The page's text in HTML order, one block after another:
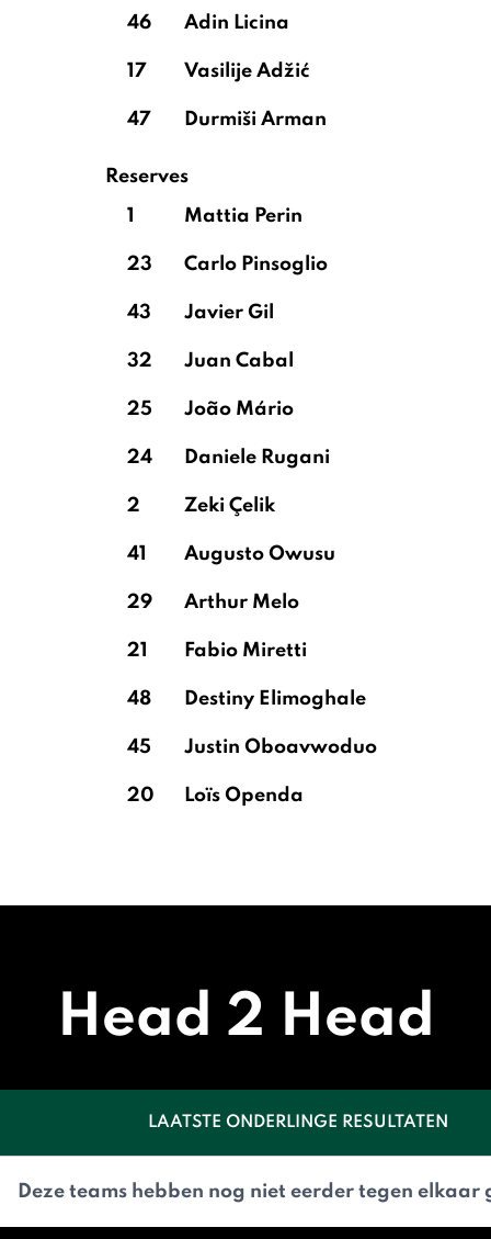
46 Adin Licina
17 Vasilije Adžić
47 Durmiši Arman
Reserves
1
Mattia Perin
23 Carlo Pinsoglio
43 Javier Gil
32 Juan Cabal
25 João Mário
24 Daniele Rugani
2 Zeki Çelik
41 Augusto Owusu
29 Arthur Melo
21 Fabio Miretti
48 Destiny Elimoghale
45 Justin Oboavwoduo
20 Loïs Openda
Head 2 Head
LAATSTE ONDERLINGE RESULTATEN
Deze teams hebben nog niet eerder tegen elkaar